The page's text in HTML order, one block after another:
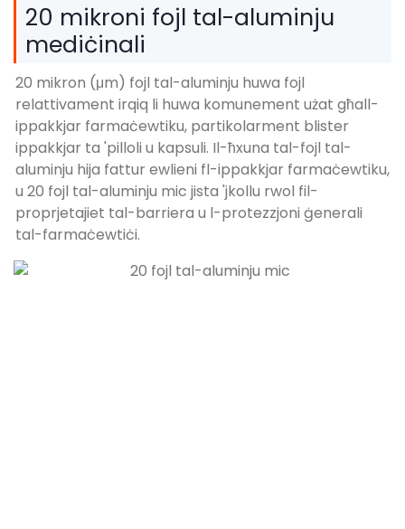
20 mikroni fojl tal-aluminju
mediċinali
20 mikron (μm) fojl tal-aluminju huwa fojl
relattivament irqiq li huwa komunement użat għall-
ippakkjar farmaċewtiku, partikolarment blister
ippakkjar ta 'pilloli u kapsuli. Il-ħxuna tal-fojl tal-
aluminju hija fattur ewlieni fl-ippakkjar farmaċewtiku,
u 20 fojl tal-aluminju mic jista 'jkollu rwol fil-
proprjetajiet tal-barriera u l-protezzjoni ġenerali
tal-farmaċewtiċi.